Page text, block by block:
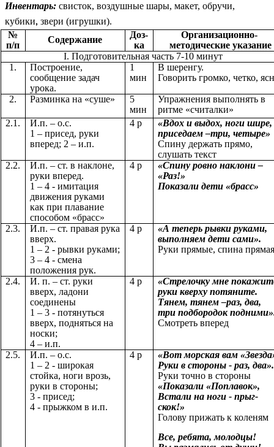
Инвентарь: свисток, воздушные шары, макет, обручи,
кубики, звери (игрушки).
№
п/п
Содержание
Доз-
ка
Организационно-
методические указание
I. Подготовительная часть 7-10 минут
1.
Построение,
сообщение задач
урока.
1
мин
В шеренгу.
Говорить громко, четко,
2. Разминка на «суше»
5
мин
Упражнения выполнять в
ритме «считалки»
2.1.
И.п. – о.с.
1 – присед, руки
вперед; 2 – и.п.
4 р
«Вдох и выдох, ноги шире,
приседаем –три, четыре»
Спину держать прямо,
слушать текст
2.2.
И.п. – ст. в наклоне,
руки вперед.
1 – 4 - имитация
движения руками
как при плавание
способом «брасс»
4 р
«Спину ровно наклони –
«Раз!»
Показали дети «брасс»
2.3.
И.п. – ст. правая рука
вверх.
1 – 2 - рывки руками;
3 – 4 - смена
положения рук.
4 р
«А теперь рывки руками,
выполняем дети сами».
Руки прямые, спина прямая
2.4.
И. п. – ст. руки
вверх, ладони
соединены
1 – 3 - потянуться
вверх, подняться на
носки;
4 – и.п.
4 р
«Стрелочку мне
руки кверху потяните.
Тянем, тянем –раз, два,
три подбородок
Смотреть вперед
2.5.
И.п. – о.с.
1 – 2 - широкая
стойка, ноги врозь,
руки в стороны;
3 - присед;
4 - прыжком в и.п.
4 р
«Вот морская вам
Руки в стороны - раз, два».
Руки точно в стороны
«Показали «Поплавок»,
Встали на ноги - прыг-
скок!»
Голову прижать к коленям
Все, ребята, молодцы!